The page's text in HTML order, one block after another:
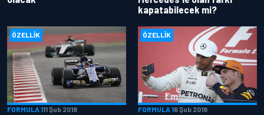
kapatabilecek mi?
ÖZELLIK
FORMULA 111 Şub 2018
ÖZELLIK
FORMULA 16 Şub 2018